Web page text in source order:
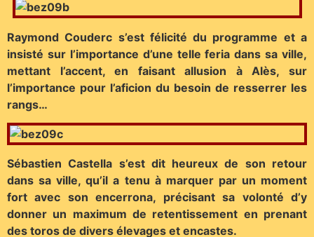
Raymond Couderc s’est félicité du programme et a
insisté sur l’importance d’une telle feria dans sa ville,
mettant l’accent, en faisant allusion à Alès, sur
l’importance pour l’aficion du besoin de resserrer les
rangs…
Sébastien Castella s’est dit heureux de son retour
dans sa ville, qu’il a tenu à marquer par un moment
fort avec son encerrona, précisant sa volonté d’y
donner un maximum de retentissement en prenant
des toros de divers élevages et encastes.